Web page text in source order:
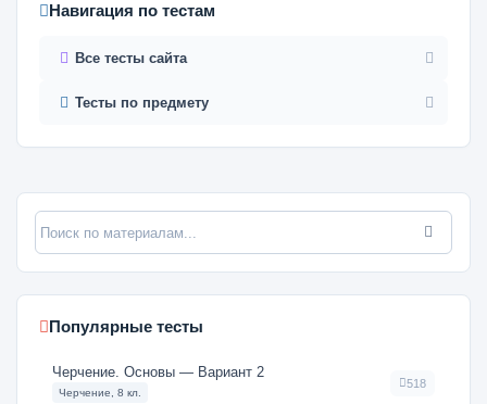
Навигация по тестам
Все тесты сайта
Тесты по предмету
Популярные тесты
Черчение. Основы — Вариант 2
Черчение, 8 кл.
518